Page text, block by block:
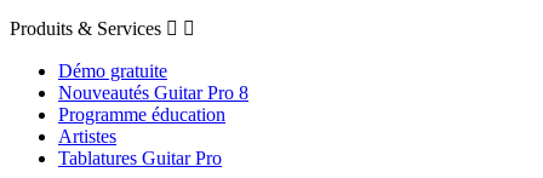
Produits & Services  
Démo gratuite
Nouveautés Guitar Pro 8
Programme éducation
Artistes
Tablatures Guitar Pro